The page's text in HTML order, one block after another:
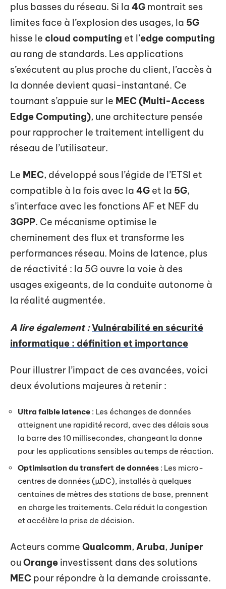
plus basses du réseau. Si la 4G montrait ses
limites face à l’explosion des usages, la 5G
hisse le cloud computing et l’edge computing
au rang de standards. Les applications
s’exécutent au plus proche du client, l’accès à
la donnée devient quasi-instantané. Ce
tournant s’appuie sur le MEC (Multi-Access
Edge Computing), une architecture pensée
pour rapprocher le traitement intelligent du
réseau de l’utilisateur.
Le MEC, développé sous l’égide de l’ETSI et
compatible à la fois avec la 4G et la 5G,
s’interface avec les fonctions AF et NEF du
3GPP. Ce mécanisme optimise le
cheminement des flux et transforme les
performances réseau. Moins de latence, plus
de réactivité : la 5G ouvre la voie à des
usages exigeants, de la conduite autonome à
la réalité augmentée.
A lire également :Vulnérabilité en sécurité
informatique : définition et importance
Pour illustrer l’impact de ces avancées, voici
deux évolutions majeures à retenir :
Ultra faible latence : Les échanges de données
atteignent une rapidité record, avec des délais sous
la barre des 10 millisecondes, changeant la donne
pour les applications sensibles au temps de réaction.
Optimisation du transfert de données : Les micro-
centres de données (µDC), installés à quelques
centaines de mètres des stations de base, prennent
en charge les traitements. Cela réduit la congestion
et accélère la prise de décision.
Acteurs comme Qualcomm, Aruba, Juniper
ou Orange investissent dans des solutions
MEC pour répondre à la demande croissante.